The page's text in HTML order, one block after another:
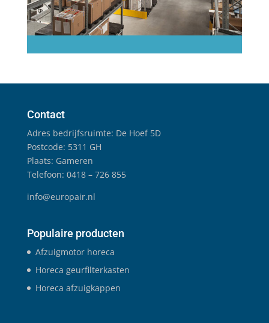
Contact
Adres bedrijfsruimte: De Hoef 5D
Postcode: 5311 GH
Plaats: Gameren
Telefoon: 0418 – 726 855
info@europair.nl
Populaire producten
Afzuigmotor horeca
Horeca geurfilterkasten
Horeca afzuigkappen